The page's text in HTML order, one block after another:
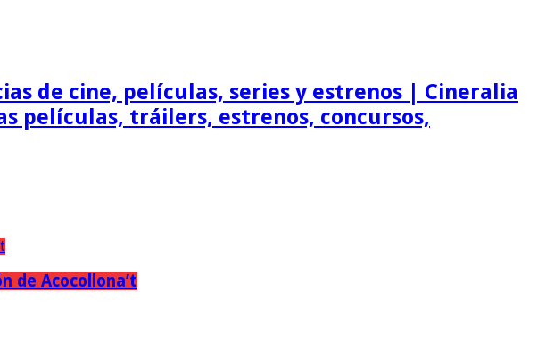
de cine, películas, series y estrenos | Cineralia
películas, tráilers, estrenos, concursos,
de Acocollona’t